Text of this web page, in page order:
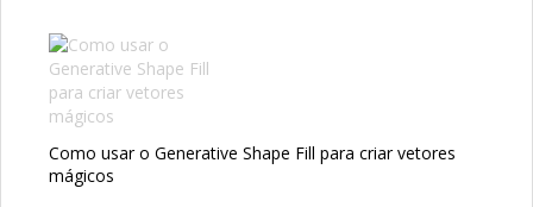
Como usar o Generative Shape Fill para criar vetores
mágicos